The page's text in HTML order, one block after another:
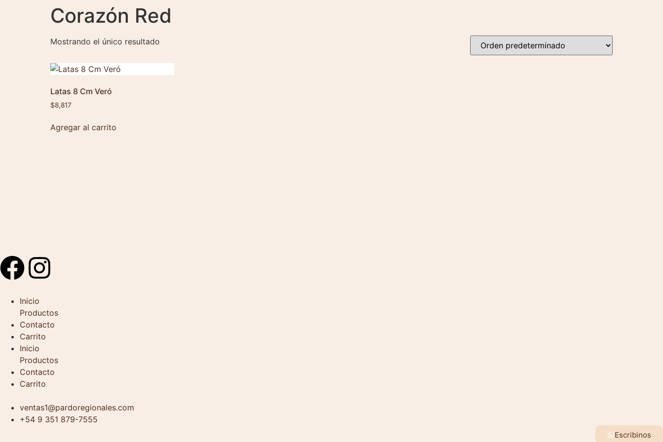
Corazón Red
Mostrando el único resultado
Latas 8 Cm Veró
$8,817
Agregar al carrito
Inicio
Productos
Contacto
Carrito
Inicio
Productos
Contacto
Carrito
ventas1@pardoregionales.com
+54 9 351 879-7555
Escribinos